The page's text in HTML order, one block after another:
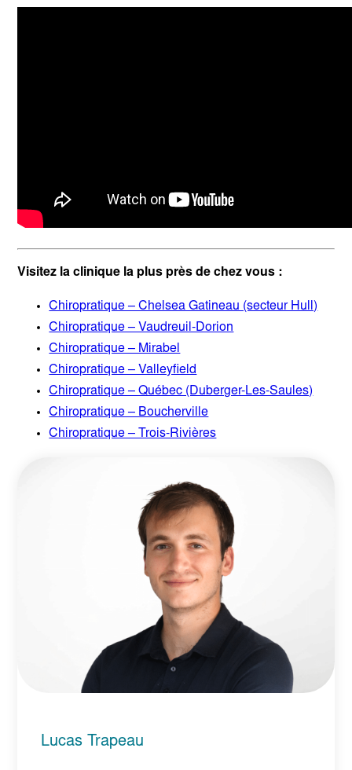
Visitez la clinique la plus près de chez vous :
Chiropratique – Chelsea Gatineau (secteur Hull)
Chiropratique – Vaudreuil-Dorion
Chiropratique – Mirabel
Chiropratique – Valleyfield
Chiropratique – Québec (Duberger-Les-Saules)
Chiropratique – Boucherville
Chiropratique – Trois-Rivières
Lucas Trapeau